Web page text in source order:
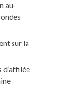
au-
sur la
d’affilée